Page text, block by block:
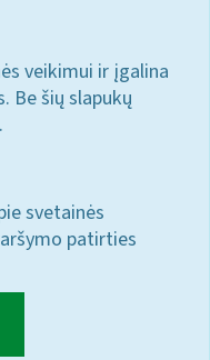
veikimui ir įgalina
Be šių slapukų
svetainės
patirties